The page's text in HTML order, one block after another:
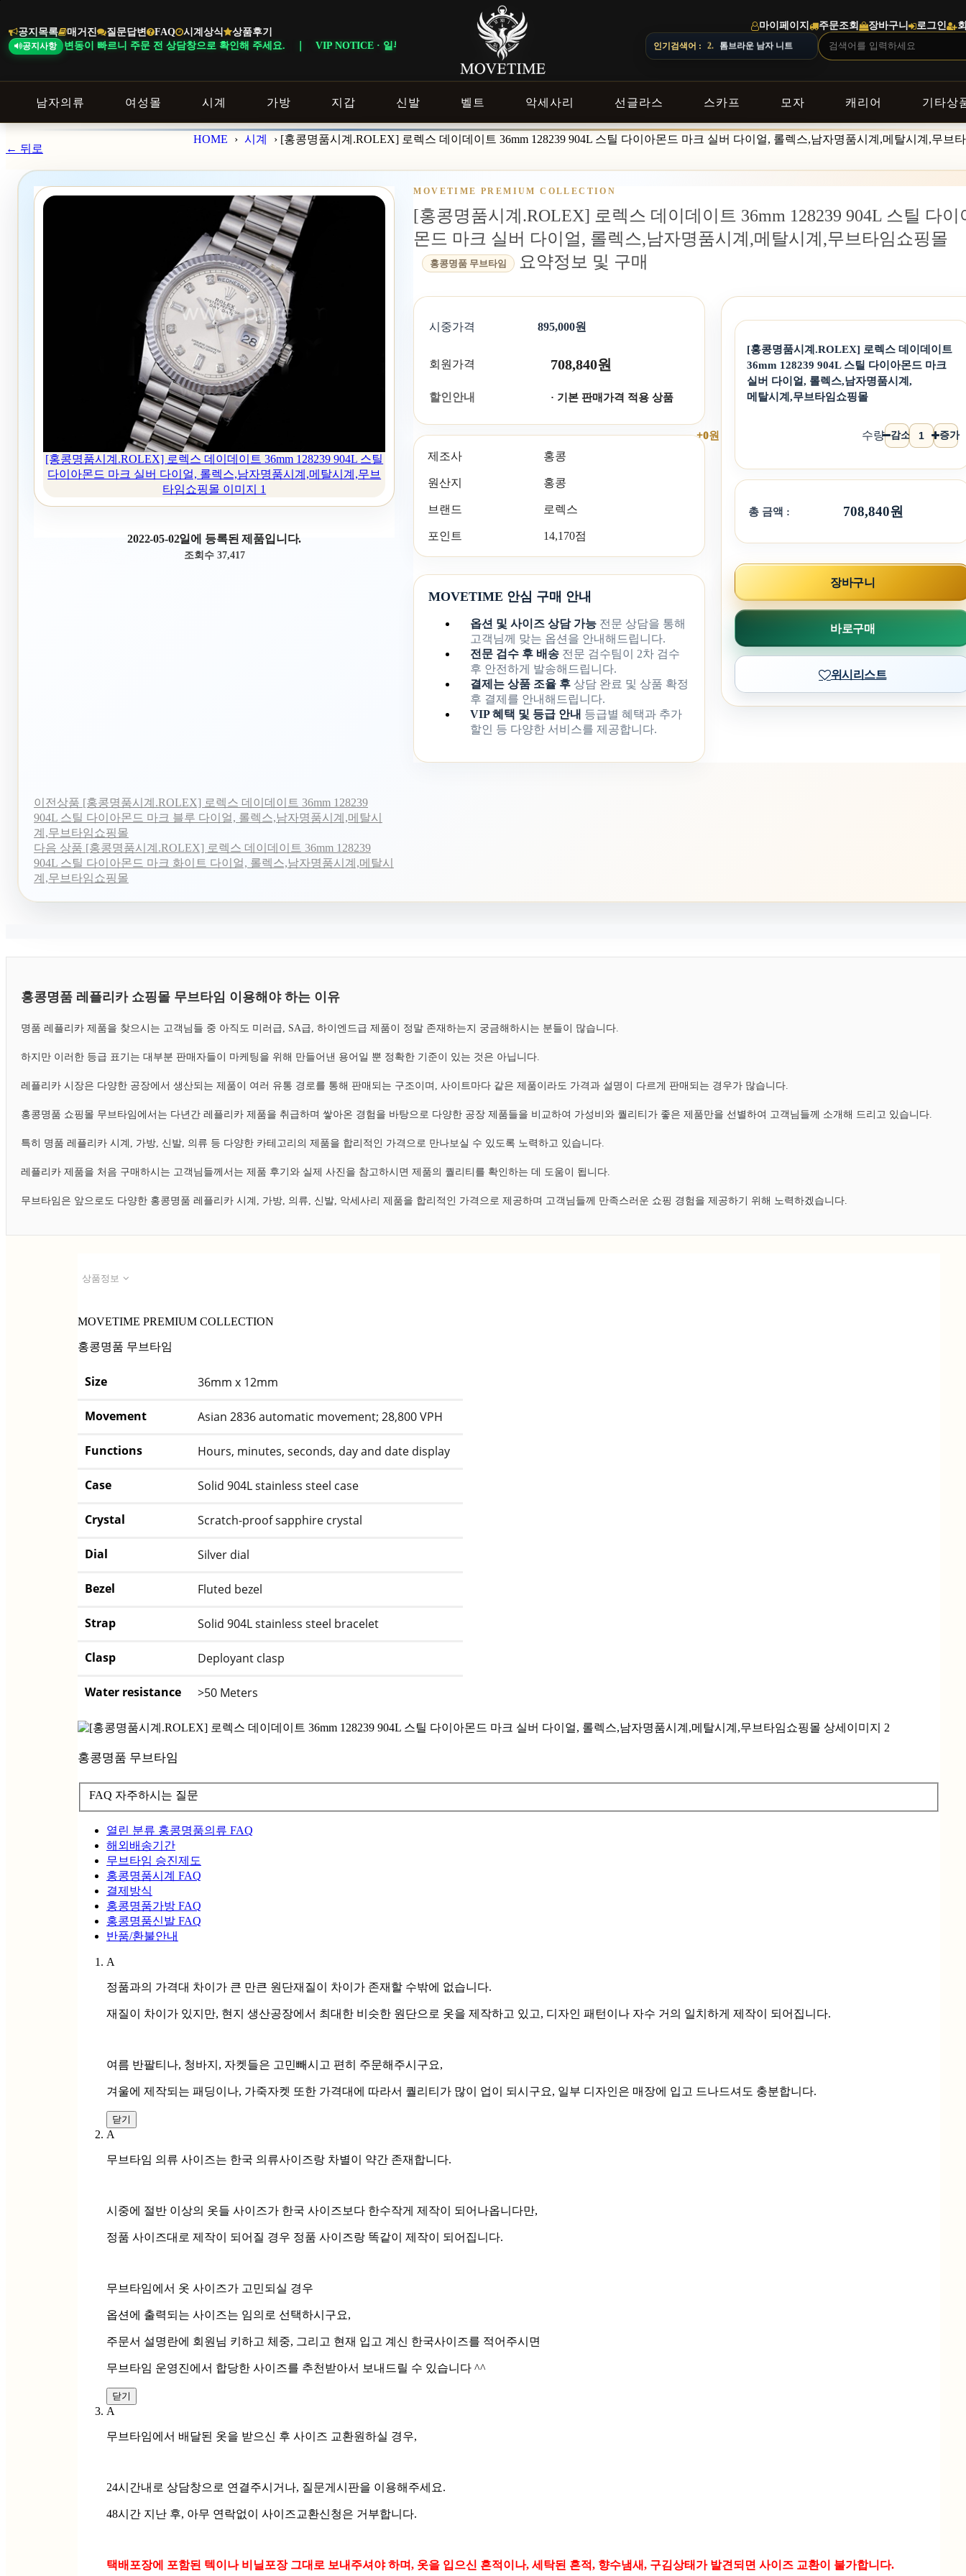
공지목록 매거진 질문답변 FAQ 시계상식 상품후기
공지사항
빠르니 주문 전 상담창으로 확인해 주세요. ｜ VIP NOTICE · 일부 상품은 회원 등급 및 이벤트 조건에 따라 혜택이 다르게 적용됩니다. ｜ DELIVERY NOTICE · 지역에 따라 배송 일정이 달라질 수 있으니 주문
마이페이지 주문조회 장바구니 로그인
인기검색어 : 3. 버버리 남자 셔츠
남자의류 여성몰 시계 가방 지갑 신발 벨트 악세사리 선글라스 스카프 모자 캐리어 기타상
바
로
기
← 뒤로
HOME › 시계 › [홍콩명품시계.ROLEX] 로렉스 데이데이트 36mm 128239 904L 스틸 다이아몬드 마크 실버 다이얼, 롤렉스,남자명품시계,메탈시계,무브
[홍콩명품시계.ROLEX] 로렉스 데이데이트 36mm 128239 904L 스틸
다이아몬드 마크 실버 다이얼, 롤렉스,남자명품시계,메탈시계,무브
타임쇼핑몰 이미지 1
2022-05-02일에 등록된 제품입니다.
조회수 37,417
MOVETIME PREMIUM COLLECTION
[홍콩명품시계.ROLEX] 로렉스 데이데이트 36mm 128239 904L 스틸 다이
몬드 마크 실버 다이얼, 롤렉스,남자명품시계,메탈시계,무브타임쇼핑몰
홍콩명품 무브타임 요약정보 및 구매
시중가격 895,000원
회원가격 708,840원
할인안내 · 기본 판매가격 적용 상품
제조사 홍콩
원산지 홍콩
브랜드 로렉스
포인트 14,170점
MOVETIME 안심 구매 안내
옵션 및 사이즈 상담 가능 전문 상담을 통해
고객님께 맞는 옵션을 안내해드립니다.
전문 검수 후 배송 전문 검수팀이 2차 검수
후 안전하게 발송해드립니다.
결제는 상품 조율 후 상담 완료 및 상품 확정
후 결제를 안내해드립니다.
VIP 혜택 및 등급 안내 등급별 혜택과 추가
할인 등 다양한 서비스를 제공합니다.
[홍콩명품시계.ROLEX] 로렉스 데이데이트
36mm 128239 904L 스틸 다이아몬드 마크
실버 다이얼, 롤렉스,남자명품시계,
메탈시계,무브타임쇼핑몰
+0원 수량 감소 증가
총 금액 : 708,840원
바로구매
장바구니
위시리스트
이전상품 [홍콩명품시계.ROLEX] 로렉스 데이데이트 36mm 128239
904L 스틸 다이아몬드 마크 블루 다이얼, 롤렉스,남자명품시계,메탈시
계,무브타임쇼핑몰
다음 상품 [홍콩명품시계.ROLEX] 로렉스 데이데이트 36mm 128239
904L 스틸 다이아몬드 마크 화이트 다이얼, 롤렉스,남자명품시계,메탈시
계,무브타임쇼핑몰
홍콩명품 레플리카 쇼핑몰 무브타임 이용해야 하는 이유
명품 레플리카 제품을 찾으시는 고객님들 중 아직도 미러급, SA급, 하이엔드급 제품이 정말 존재하는지 궁금해하시는 분들이 많습니다.
하지만 이러한 등급 표기는 대부분 판매자들이 마케팅을 위해 만들어낸 용어일 뿐 정확한 기준이 있는 것은 아닙니다.
레플리카 시장은 다양한 공장에서 생산되는 제품이 여러 유통 경로를 통해 판매되는 구조이며, 사이트마다 같은 제품이라도 가격과 설명이 다르게 판매되는 경우가 많습니다.
홍콩명품 쇼핑몰 무브타임에서는 다년간 레플리카 제품을 취급하며 쌓아온 경험을 바탕으로 다양한 공장 제품들을 비교하여 가성비와 퀄리티가 좋은 제품만을 선별하여 고객님들께 소개해 드리고 있습니다.
특히 명품 레플리카 시계, 가방, 신발, 의류 등 다양한 카테고리의 제품을 합리적인 가격으로 만나보실 수 있도록 노력하고 있습니다.
레플리카 제품을 처음 구매하시는 고객님들께서는 제품 후기와 실제 사진을 참고하시면 제품의 퀄리티를 확인하는 데 도움이 됩니다.
무브타임은 앞으로도 다양한 홍콩명품 레플리카 시계, 가방, 의류, 신발, 악세사리 제품을 합리적인 가격으로 제공하며 고객님들께 만족스러운 쇼핑 경험을 제공하기 위해 노력하겠습니다.
상품정보
MOVETIME PREMIUM COLLECTION
홍콩명품 무브타임
Size 36mm x 12mm
Movement Asian 2836 automatic movement; 28,800 VPH
Functions Hours, minutes, seconds, day and date display
Case Solid 904L stainless steel case
Crystal Scratch-proof sapphire crystal
Dial Silver dial
Bezel Fluted bezel
Strap Solid 904L stainless steel bracelet
Clasp Deployant clasp
Water resistance >50 Meters
홍콩명품 무브타임
FAQ 자주하시는 질문
열린 분류 홍콩명품의류 FAQ
해외배송기간
무브타임 승진제도
홍콩명품시계 FAQ
결제방식
홍콩명품가방 FAQ
홍콩명품신발 FAQ
반품/환불안내
A
정품과의 가격대 차이가 큰 만큰 원단재질이 차이가 존재할 수밖에 없습니다.
재질이 차이가 있지만, 현지 생산공장에서 최대한 비슷한 원단으로 옷을 제작하고 있고, 디자인 패턴이나 자수 거의 일치하게 제작이 되어집니다.
여름 반팔티나, 청바지, 자켓들은 고민빼시고 편히 주문해주시구요,
겨울에 제작되는 패딩이나, 가죽자켓 또한 가격대에 따라서 퀄리티가 많이 업이 되시구요, 일부 디자인은 매장에 입고 드나드셔도 충분합니다.
닫기
A
무브타임 의류 사이즈는 한국 의류사이즈랑 차별이 약간 존재합니다.
시중에 절반 이상의 옷들 사이즈가 한국 사이즈보다 한수작게 제작이 되어나옵니다만,
정품 사이즈대로 제작이 되어질 경우 정품 사이즈랑 똑같이 제작이 되어집니다.
무브타임에서 옷 사이즈가 고민되실 경우
옵션에 출력되는 사이즈는 임의로 선택하시구요,
주문서 설명란에 회원님 키하고 체중, 그리고 현재 입고 계신 한국사이즈를 적어주시면
무브타임 운영진에서 합당한 사이즈를 추천받아서 보내드릴 수 있습니다 ^^
닫기
A
무브타임에서 배달된 옷을 받으신 후 사이즈 교환원하실 경우,
24시간내로 상담창으로 연결주시거나, 질문게시판을 이용해주세요.
48시간 지난 후, 아무 연락없이 사이즈교환신청은 거부합니다.
택배포장에 포함된 텍이나 비닐포장 그대로 보내주셔야 하며, 옷을 입으신 흔적이나, 세탁된 흔적, 향수냄새, 구김상태가 발견되면 사이즈 교환이 불가합니다.